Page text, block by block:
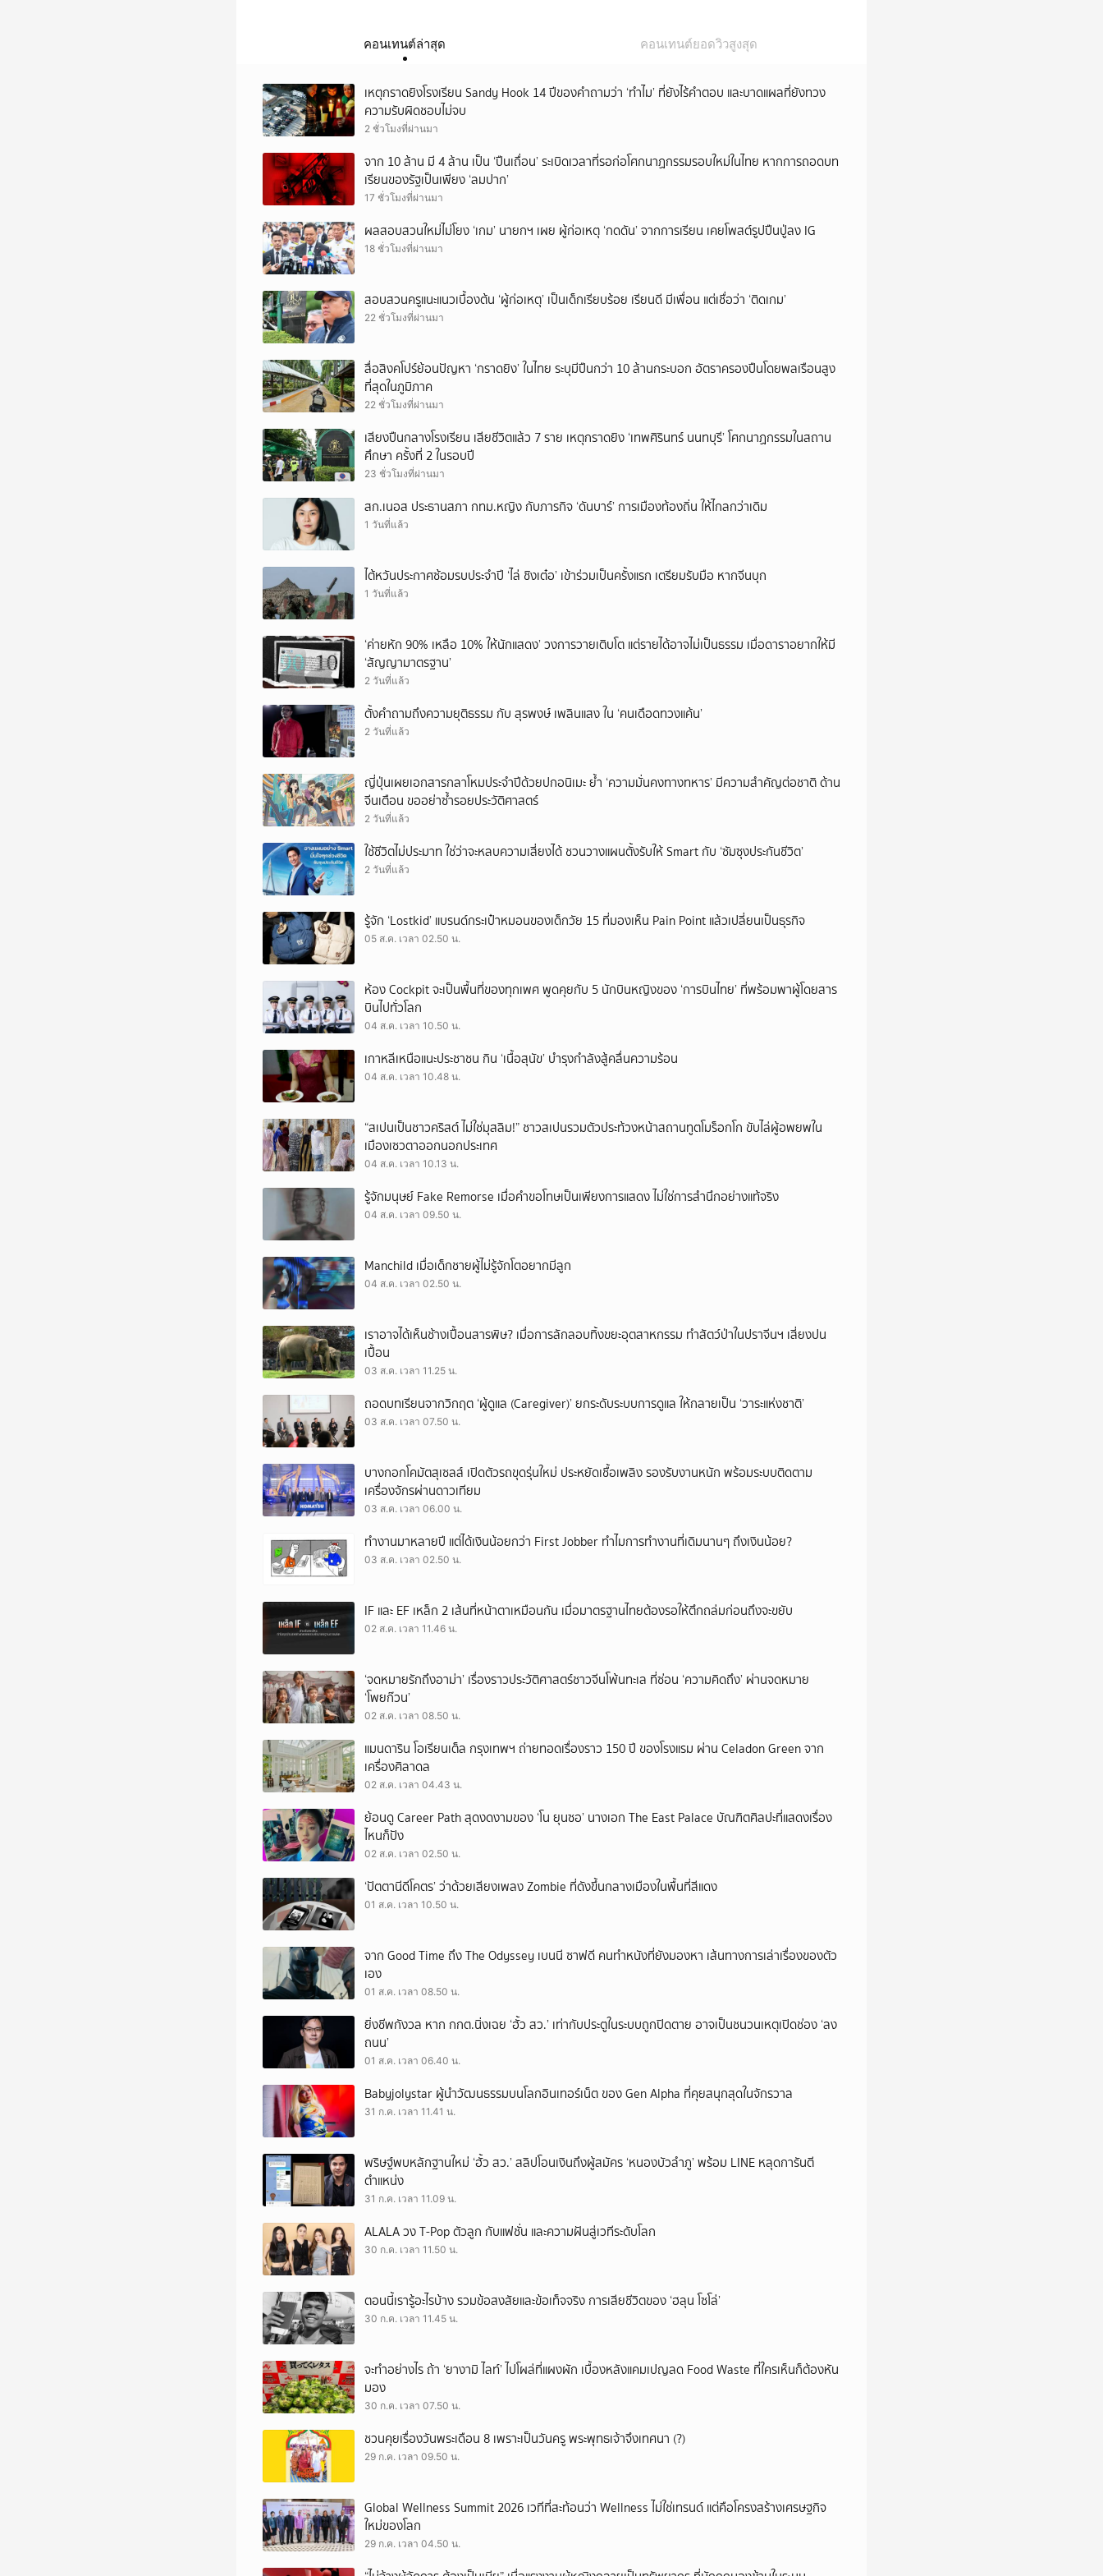
คอนเทนต์ล่าสุด คอนเทนต์ยอดวิวสูงสุด
เหตุกราดยิงโรงเรียน Sandy Hook 14 ปีของคำถามว่า ‘ทำไม’ ที่ยังไร้คำตอบ และบาดแผลที่ยังทวง
ความรับผิดชอบไม่จบ
2 ชั่วโมงที่ผ่านมา
จาก 10 ล้าน มี 4 ล้าน เป็น ‘ปืนเถื่อน’ ระเบิดเวลาที่รอก่อโศกนาฏกรรมรอบใหม่ในไทย หากการถอดบท
เรียนของรัฐเป็นเพียง ‘ลมปาก’
17 ชั่วโมงที่ผ่านมา
ผลสอบสวนใหม่ไม่โยง ‘เกม’ นายกฯ เผย ผู้ก่อเหตุ ‘กดดัน’ จากการเรียน เคยโพสต์รูปปืนปู่ลง IG
18 ชั่วโมงที่ผ่านมา
สอบสวนครูแนะแนวเบื้องต้น ‘ผู้ก่อเหตุ’ เป็นเด็กเรียบร้อย เรียนดี มีเพื่อน แต่เชื่อว่า ‘ติดเกม’
22 ชั่วโมงที่ผ่านมา
สื่อสิงคโปร์ย้อนปัญหา ‘กราดยิง’ ในไทย ระบุมีปืนกว่า 10 ล้านกระบอก อัตราครองปืนโดยพลเรือนสูง
ที่สุดในภูมิภาค
22 ชั่วโมงที่ผ่านมา
เสียงปืนกลางโรงเรียน เสียชีวิตแล้ว 7 ราย เหตุกราดยิง ‘เทพศิรินทร์ นนทบุรี’ โศกนาฏกรรมในสถาน
ศึกษา ครั้งที่ 2 ในรอบปี
23 ชั่วโมงที่ผ่านมา
สก.เนอส ประธานสภา กทม.หญิง กับภารกิจ ‘ดันบาร์’ การเมืองท้องถิ่น ให้ไกลกว่าเดิม
1 วันที่แล้ว
ไต้หวันประกาศซ้อมรบประจำปี ‘ไล่ ชิงเต๋อ’ เข้าร่วมเป็นครั้งแรก เตรียมรับมือ หากจีนบุก
1 วันที่แล้ว
‘ค่ายหัก 90% เหลือ 10% ให้นักแสดง’ วงการวายเติบโต แต่รายได้อาจไม่เป็นธรรม เมื่อดาราอยากให้มี
‘สัญญามาตรฐาน’
2 วันที่แล้ว
ตั้งคำถามถึงความยุติธรรม กับ สุรพงษ์ เพลินแสง ใน ‘คนเดือดทวงแค้น’
2 วันที่แล้ว
ญี่ปุ่นเผยเอกสารกลาโหมประจำปีด้วยปกอนิเมะ ย้ำ ‘ความมั่นคงทางทหาร’ มีความสำคัญต่อชาติ ด้าน
จีนเตือน ขออย่าซ้ำรอยประวัติศาสตร์
2 วันที่แล้ว
ใช้ชีวิตไม่ประมาท ใช่ว่าจะหลบความเสี่ยงได้ ชวนวางแผนตั้งรับให้ Smart กับ ‘ซัมซุงประกันชีวิต’
2 วันที่แล้ว
รู้จัก ‘Lostkid’ แบรนด์กระเป๋าหมอนของเด็กวัย 15 ที่มองเห็น Pain Point แล้วเปลี่ยนเป็นธุรกิจ
05 ส.ค. เวลา 02.50 น.
ห้อง Cockpit จะเป็นพื้นที่ของทุกเพศ พูดคุยกับ 5 นักบินหญิงของ ‘การบินไทย’ ที่พร้อมพาผู้โดยสาร
บินไปทั่วโลก
04 ส.ค. เวลา 10.50 น.
เกาหลีเหนือแนะประชาชน กิน ‘เนื้อสุนัข’ บำรุงกำลังสู้คลื่นความร้อน
04 ส.ค. เวลา 10.48 น.
“สเปนเป็นชาวคริสต์ ไม่ใช่มุสลิม!” ชาวสเปนรวมตัวประท้วงหน้าสถานทูตโมร็อกโก ขับไล่ผู้อพยพใน
เมืองเซวตาออกนอกประเทศ
04 ส.ค. เวลา 10.13 น.
รู้จักมนุษย์ Fake Remorse เมื่อคำขอโทษเป็นเพียงการแสดง ไม่ใช่การสำนึกอย่างแท้จริง
04 ส.ค. เวลา 09.50 น.
Manchild เมื่อเด็กชายผู้ไม่รู้จักโตอยากมีลูก
04 ส.ค. เวลา 02.50 น.
เราอาจได้เห็นช้างเปื้อนสารพิษ? เมื่อการลักลอบทิ้งขยะอุตสาหกรรม ทำสัตว์ป่าในปราจีนฯ เสี่ยงปน
เปื้อน
03 ส.ค. เวลา 11.25 น.
ถอดบทเรียนจากวิกฤต ‘ผู้ดูแล (Caregiver)’ ยกระดับระบบการดูแล ให้กลายเป็น ‘วาระแห่งชาติ’
03 ส.ค. เวลา 07.50 น.
บางกอกโคมัตสุเซลส์ เปิดตัวรถขุดรุ่นใหม่ ประหยัดเชื้อเพลิง รองรับงานหนัก พร้อมระบบติดตาม
เครื่องจักรผ่านดาวเทียม
03 ส.ค. เวลา 06.00 น.
ทำงานมาหลายปี แต่ได้เงินน้อยกว่า First Jobber ทำไมการทำงานที่เดิมนานๆ ถึงเงินน้อย?
03 ส.ค. เวลา 02.50 น.
IF และ EF เหล็ก 2 เส้นที่หน้าตาเหมือนกัน เมื่อมาตรฐานไทยต้องรอให้ตึกถล่มก่อนถึงจะขยับ
02 ส.ค. เวลา 11.46 น.
‘จดหมายรักถึงอาม่า’ เรื่องราวประวัติศาสตร์ชาวจีนโพ้นทะเล ที่ซ่อน ‘ความคิดถึง’ ผ่านจดหมาย
‘โพยก๊วน’
02 ส.ค. เวลา 08.50 น.
แมนดาริน โอเรียนเต็ล กรุงเทพฯ ถ่ายทอดเรื่องราว 150 ปี ของโรงแรม ผ่าน Celadon Green จาก
เครื่องศิลาดล
02 ส.ค. เวลา 04.43 น.
ย้อนดู Career Path สุดงดงามของ ‘โน ยุนซอ’ นางเอก The East Palace บัณฑิตศิลปะที่แสดงเรื่อง
ไหนก็ปัง
02 ส.ค. เวลา 02.50 น.
‘ปัตตานีดีโคตร’ ว่าด้วยเสียงเพลง Zombie ที่ดังขึ้นกลางเมืองในพื้นที่สีแดง
01 ส.ค. เวลา 10.50 น.
จาก Good Time ถึง The Odyssey เบนนี ซาฟดี คนทำหนังที่ยังมองหา เส้นทางการเล่าเรื่องของตัว
เอง
01 ส.ค. เวลา 08.50 น.
ยิ่งชีพกังวล หาก กกต.นิ่งเฉย ‘ฮั้ว สว.’ เท่ากับประตูในระบบถูกปิดตาย อาจเป็นชนวนเหตุเปิดช่อง ‘ลง
ถนน’
01 ส.ค. เวลา 06.40 น.
Babyjolystar ผู้นำวัฒนธรรมบนโลกอินเทอร์เน็ต ของ Gen Alpha ที่คุยสนุกสุดในจักรวาล
31 ก.ค. เวลา 11.41 น.
พริษฐ์พบหลักฐานใหม่ ‘ฮั้ว สว.’ สลิปโอนเงินถึงผู้สมัคร ‘หนองบัวลำภู’ พร้อม LINE หลุดการันตี
ตำแหน่ง
31 ก.ค. เวลา 11.09 น.
ALALA วง T-Pop ตัวลูก กับแฟชั่น และความฝันสู่เวทีระดับโลก
30 ก.ค. เวลา 11.50 น.
ตอนนี้เรารู้อะไรบ้าง รวมข้อสงสัยและข้อเท็จจริง การเสียชีวิตของ ‘ฮลุน โซโล่’
30 ก.ค. เวลา 11.45 น.
จะทำอย่างไร ถ้า ‘ยางามิ ไลท์’ ไปโผล่ที่แผงผัก เบื้องหลังแคมเปญลด Food Waste ที่ใครเห็นก็ต้องหัน
มอง
30 ก.ค. เวลา 07.50 น.
ชวนคุยเรื่องวันพระเดือน 8 เพราะเป็นวันครู พระพุทธเจ้าจึงเทศนา (?)
29 ก.ค. เวลา 09.50 น.
Global Wellness Summit 2026 เวทีที่สะท้อนว่า Wellness ไม่ใช่เทรนด์ แต่คือโครงสร้างเศรษฐกิจ
ใหม่ของโลก
29 ก.ค. เวลา 04.50 น.